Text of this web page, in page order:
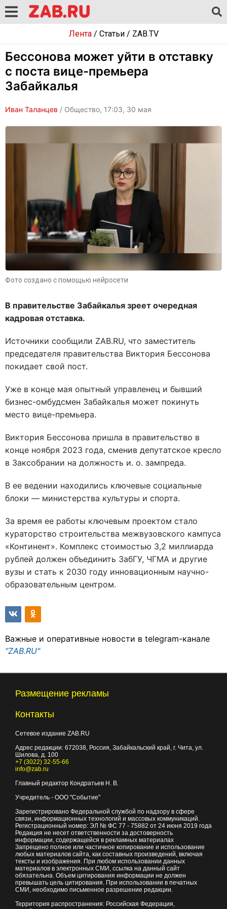
Лента/ Статьи/ ZAB.TV
Бессонова может уйти в отставку
с поста вице-премьера
Забайкалья
Иван Таланцев / Общество, 17:03, 30 мая
Фото создано с помощью нейросети
В правительстве Забайкалья зреет очередная
кадровая отставка.
Источники сообщили ZAB.RU, что заместитель
председателя правительства Виктория Бессонова
покидает свой пост.
Уже в конце мая опытный управленец и бывший
бизнес-омбудсмен Забайкалья может покинуть
место вице-премьера.
Виктория Бессонова пришла в правительство в
конце ноября 2023 года, сменив депутатское кресло
в Заксобрании на должность и. о. зампреда.
В ее ведении находились ключевые социальные
блоки — министерства культуры и спорта.
За время ее работы ключевым проектом стало
кураторство строительства межвузовского кампуса
«Континент». Комплекс стоимостью 3,2 миллиарда
рублей должен объединить ЗабГУ, ЧГМА и другие
вузы и стать к 2030 году инновационным научно-
образовательным центром.
Важные и оперативные новости в telegram-канале
"ZAB.RU"
Размещение рекламы
Контакты
Сетевое издание ZAB.RU
Адрес редакции: 672038 , Россия, Забайкальский край, г. Чита ул.
Шилова, д. 100
+7 (3022) 32-55-66
info@zab.ru
Главный редактор Кондратьев Н. В.
Учредитель - ООО "Событие"
Зарегистрировано Федеральной службой по надзору в сфере
связи, информационных технологий и массовых коммуникаций.
Регистрационный номер: ЭЛ № ФС 77 - 75882 от 24 июня 2019 года
Редакция не несет ответственности за достоверность
информации, содержащейся в рекламных материалах
Запрещено полное или частичное копирование и использование
любых материалов сайта, как составных произведений, включая
тексты и изображения. При любом использовании данных
материалов в электронных СМИ, ссылка на данный сайт
обязательна. Объем цитирования информации не должен
превышать цель цитирования. При использовании в печатных
СМИ, необходимо письменное разрешение редакции.
Территория распространения: Российская Федерация,